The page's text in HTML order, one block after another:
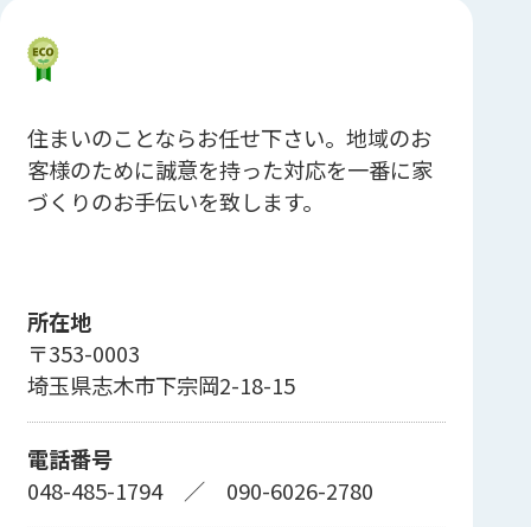
住まいのことならお任せ下さい。地域のお
客様のために誠意を持った対応を一番に家
づくりのお手伝いを致します。
所在地
〒353-0003
埼玉県志木市下宗岡2-18-15
電話番号
048-485-1794／ 090-6026-2780